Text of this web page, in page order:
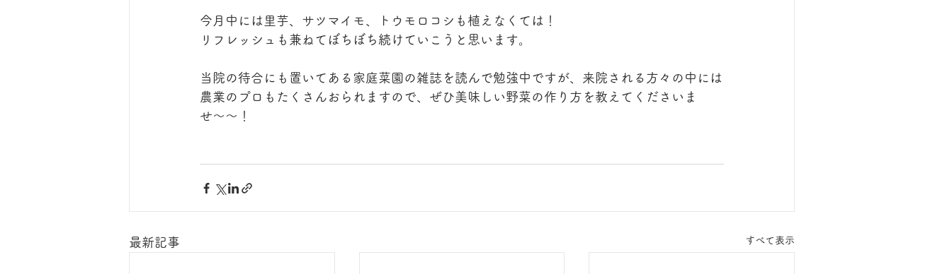
今月中には里芋、サツマイモ、トウモロコシも植えなくては！
リフレッシュも兼ねてぼちぼち続けていこうと思います。
当院の待合にも置いてある家庭菜園の雑誌を読んで勉強中ですが、来院される方々の中には
農業のプロもたくさんおられますので、ぜひ美味しい野菜の作り方を教えてくださいま
せ〜〜！
最新記事 すべて表示